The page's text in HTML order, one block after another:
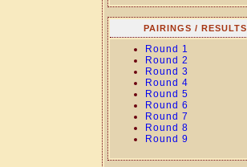
PAIRINGS / RESULTS
Round 1
Round 2
Round 3
Round 4
Round 5
Round 6
Round 7
Round 8
Round 9